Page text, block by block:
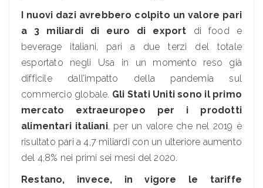
I nuovi dazi avrebbero colpito un valore pari
a 3 miliardi di euro di export di food e
beverage italiani, pari a due terzi del totale
esportato negli Usa in un momento reso già
difficile dall’impatto della pandemia sul
commercio globale. Gli Stati Uniti sono il primo
mercato extraeuropeo per i prodotti
alimentari italiani, per un valore che nel 2019 è
risultato pari a 4,7 miliardi con un ulteriore aumento
del 4,8% nei primi sei mesi del 2020.
Restano, invece, in vigore le tariffe